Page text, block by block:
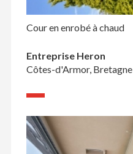
Cour en enrobé à chaud
Entreprise Heron
Côtes-d'Armor, Bretagne